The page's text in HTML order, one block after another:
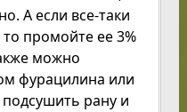
А если все-таки
промойте ее 3%
можно
фурацилина или
рану и